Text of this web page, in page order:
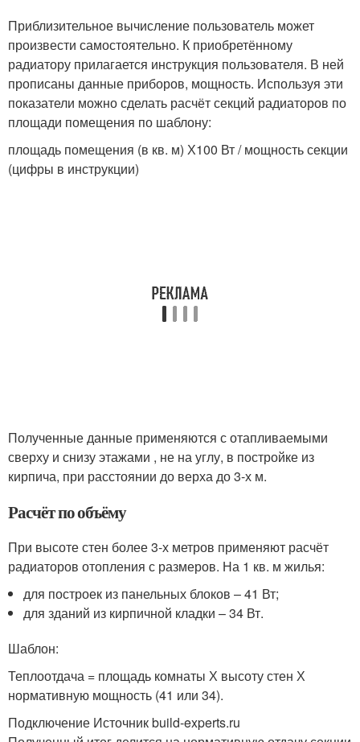
Приблизительное вычисление пользователь может
произвести самостоятельно. К приобретённому
радиатору прилагается инструкция пользователя. В ней
прописаны данные приборов, мощность. Используя эти
показатели можно сделать расчёт секций радиаторов по
площади помещения по шаблону:
площадь помещения (в кв. м) Х100 Вт / мощность секции
(цифры в инструкции)
Полученные данные применяются с отапливаемыми
сверху и снизу этажами , не на углу, в постройке из
кирпича, при расстоянии до верха до 3-х м.
Расчёт по объёму
При высоте стен более 3-х метров применяют расчёт
радиаторов отопления с размеров. На 1 кв. м жилья:
для построек из панельных блоков – 41 Вт;
для зданий из кирпичной кладки – 34 Вт.
Шаблон:
Теплоотдача = площадь комнаты Х высоту стен Х
нормативную мощность (41 или 34).
Подключение Источник build-experts.ru